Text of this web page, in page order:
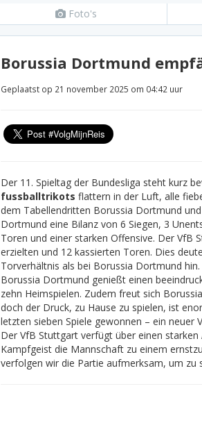
Foto's
Borussia Dortmund
Geplaatst op 21 november 2025 om 04:42 uur
Der 11. Spieltag der Bundesliga steht kurz
fussballtrikots flattern in der Luft, alle
dem Tabellendritten Borussia Dortmund
Dortmund eine Bilanz von 6 Siegen, 3
Toren und einer starken Offensive. Der VfB
erzielten und 12 kassierten Toren. Dies
Torverhältnis als bei Borussia Dortmund hin.
Borussia Dortmund genießt einen
zehn Heimspielen. Zudem freut sich
doch der Druck, zu Hause zu spielen, ist
letzten sieben Spiele gewonnen – ein neuer
Der VfB Stuttgart verfügt über einen
Kampfgeist die Mannschaft zu einem
verfolgen wir die Partie aufmerksam, um zu